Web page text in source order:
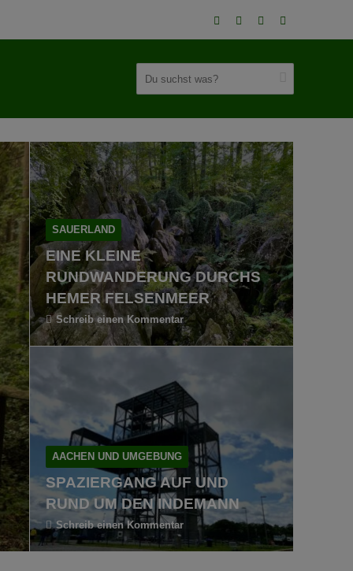
SAUERLAND
EINE KLEINE
RUNDWANDERUNG DURCHS
HEMER FELSENMEER
Schreib einen Kommentar
AACHEN UND UMGEBUNG
SPAZIERGANG AUF UND
RUND UM DEN INDEMANN
Schreib einen Kommentar